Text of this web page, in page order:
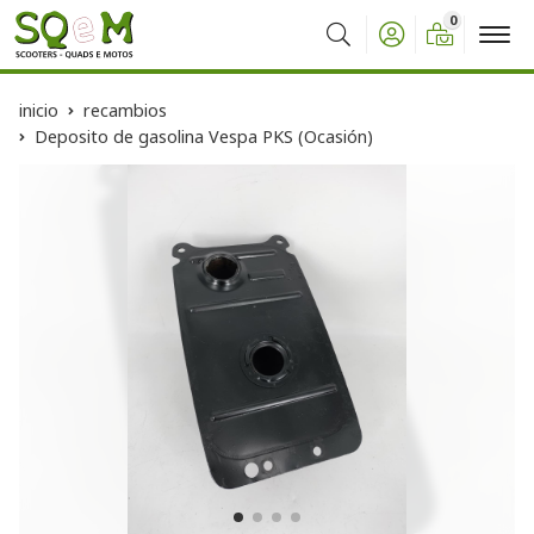
Buscar
0
inicio
recambios
Deposito de gasolina Vespa PKS (Ocasión)